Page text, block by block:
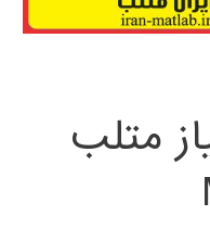
متلب